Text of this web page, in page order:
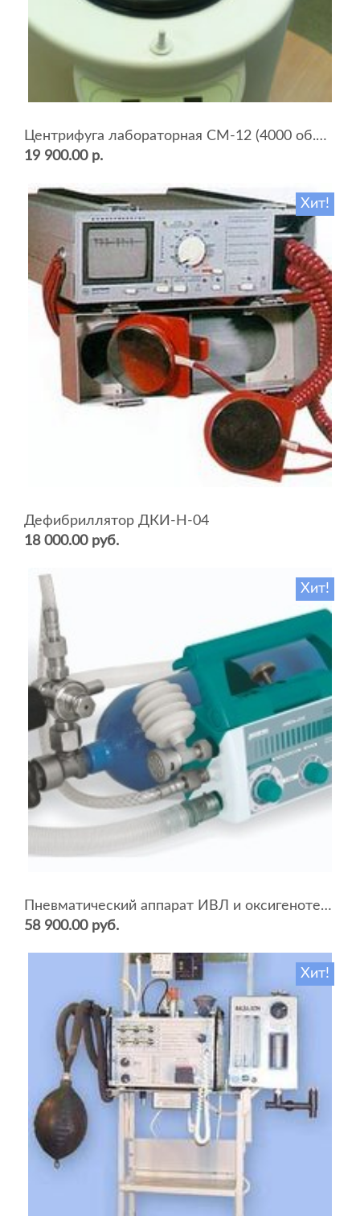
Центрифуга лабораторная СМ-12 (4000 об.мин, 12 пробирок)
19 900.00 р.
Хит!
Дефибриллятор ДКИ-Н-04
18 000.00 руб.
Хит!
Пневматический аппарат ИВЛ и оксигенотерапии портативный АИВЛп-2/20-«ТМТ»
58 900.00 руб.
Хит!